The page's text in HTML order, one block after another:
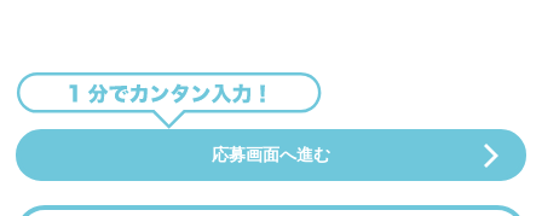
応募画面へ進む